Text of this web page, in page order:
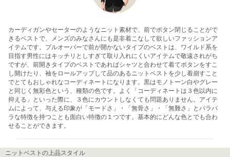
カーディガンやセーターのようなニット素材で、前でボタン閉じることがで
きるベストで、メンズのみなさんにも是非着こなして欲しいファッションア
イテムです。プルオーバーで前が開かないタイプのベストは、ワイルド系を
目指す男性にはキッチリとしすぎて取り入れにくいアイテムで敬遠されがち
ですが、前開きタイプのベストであればシャツと合わせて着てボタンをすこ
し開けたり、袖をロールアップして品のあるニットベストを少し着崩すこと
でとてもおしゃれなコーディネートになります。黒はモノトーン白やグレー
と同じく無彩色という、種類の色です。よく「コーディネートは３色以内に
抑える」といった際に、３色にカウントしなくても問題ありません。アイテ
ムによって、与える印象が「モードさ」・「無骨さ」・「無難さ」とバラバ
ラな特徴を持つことも面白い特徴の１つです。基本的にどんな色とでも合わ
せることができます。
ニットベストの上品スタイル